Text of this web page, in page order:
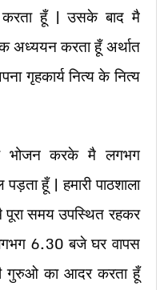
करता हूँ | उसके बाद मै
अध्ययन करता हूँ अर्थात
गृहकार्य नित्य के नित्य
भोजन करके मै लगभग
हूँ | हमारी पाठशाला
पूरा समय उपस्थित रहकर
6.30 बजे घर वापस
गुरुओ का आदर करता हूँ